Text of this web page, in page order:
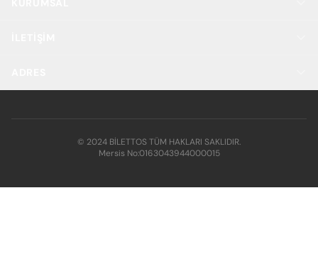
© 2024 BİLETTOS TÜM HAKLARI SAKLIDIR.
Mersis No:0163043944000015